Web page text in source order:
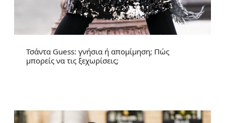
Τσάντα Guess: γνήσια ή απομίμηση; Πώς
μπορείς να τις ξεχωρίσεις;